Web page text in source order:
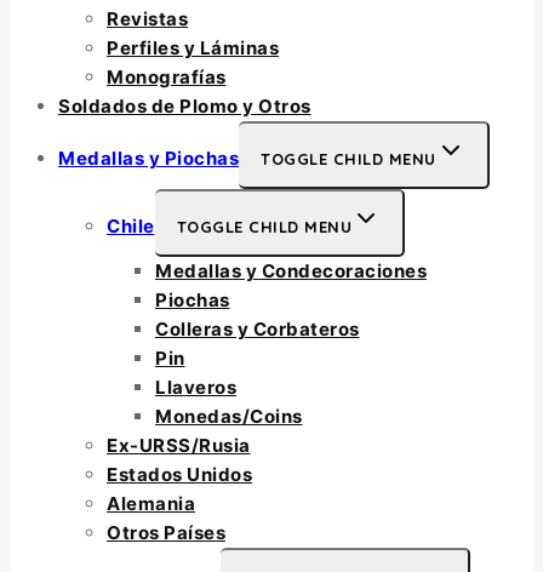
Revistas
Perfiles y Láminas
Monografías
Soldados de Plomo y Otros
Medallas y Piochas TOGGLE CHILD MENU
Chile TOGGLE CHILD MENU
Medallas y Condecoraciones
Piochas
Colleras y Corbateros
Pin
Llaveros
Monedas/Coins
Ex-URSS/Rusia
Estados Unidos
Alemania
Otros Países